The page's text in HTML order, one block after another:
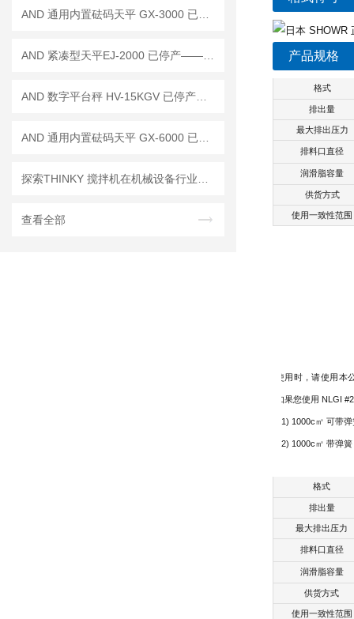
查看全部
产品规格
格式
排出量
最大排出压力
排料口直径
润滑脂容量
供货方式
使用一致性范围
*使用时，请使用本
*如果您使用 NLGI
注1) 1000c㎥ 可带
注2) 1000c㎥ 带弹簧
格式
排出量
最大排出压力
排料口直径
润滑脂容量
供货方式
使用一致性范围